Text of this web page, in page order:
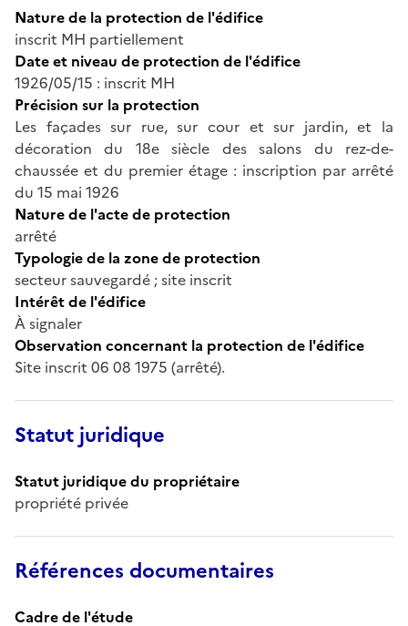
Nature de la protection de l'édifice
inscrit MH partiellement
Date et niveau de protection de l'édifice
1926/05/15 : inscrit MH
Précision sur la protection
Les façades sur rue, sur cour et sur jardin, et la
décoration du 18e siècle des salons du rez-de-
chaussée et du premier étage : inscription par arrêté
du 15 mai 1926
Nature de l'acte de protection
arrêté
Typologie de la zone de protection
secteur sauvegardé ; site inscrit
Intérêt de l'édifice
À signaler
Observation concernant la protection de l'édifice
Site inscrit 06 08 1975 (arrêté).
Statut juridique
Statut juridique du propriétaire
propriété privée
Références documentaires
Cadre de l'étude